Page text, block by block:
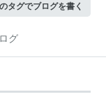
タグでブログを書く
グ